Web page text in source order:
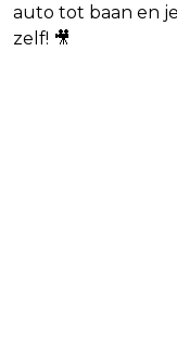
auto tot baan en
zelf! 🎥